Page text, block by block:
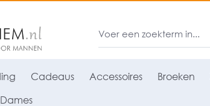
Cadeaus Accessoires Broeken
Dames